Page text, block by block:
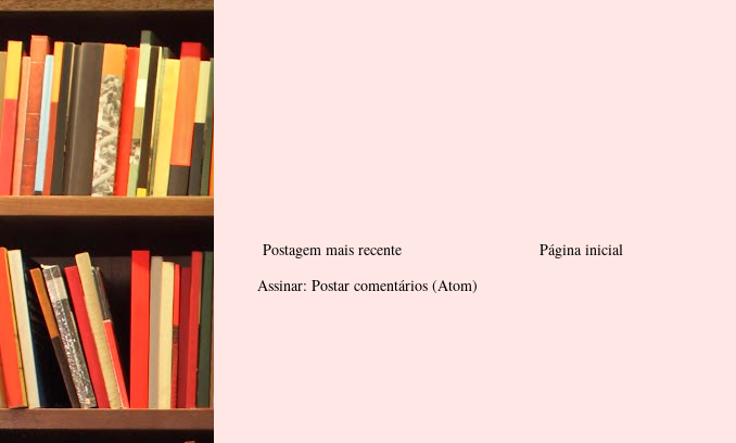
Postagem mais recente
Página inicial
Assinar: Postar comentários (Atom)